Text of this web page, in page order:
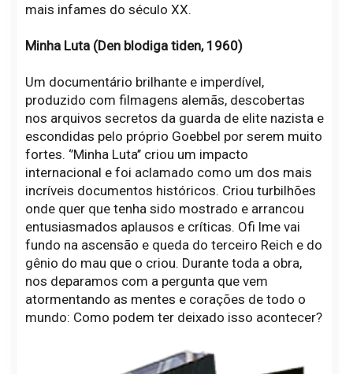
mais infames do século XX.
Minha Luta (Den blodiga tiden, 1960)
Um documentário brilhante e imperdível,
produzido com filmagens alemãs, descobertas
nos arquivos secretos da guarda de elite nazista e
escondidas pelo próprio Goebbel por serem muito
fortes. ‘’Minha Luta’’ criou um impacto
internacional e foi aclamado como um dos mais
incríveis documentos históricos. Criou turbilhões
onde quer que tenha sido mostrado e arrancou
entusiasmados aplausos e críticas. Ofi lme vai
fundo na ascensão e queda do terceiro Reich e do
gênio do mau que o criou. Durante toda a obra,
nos deparamos com a pergunta que vem
atormentando as mentes e corações de todo o
mundo: Como podem ter deixado isso acontecer?